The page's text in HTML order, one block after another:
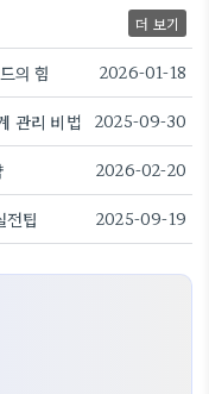
더 보기
의 힘 2026-01-18
관리 비법 2025-09-30
2026-02-20
전팁 2025-09-19